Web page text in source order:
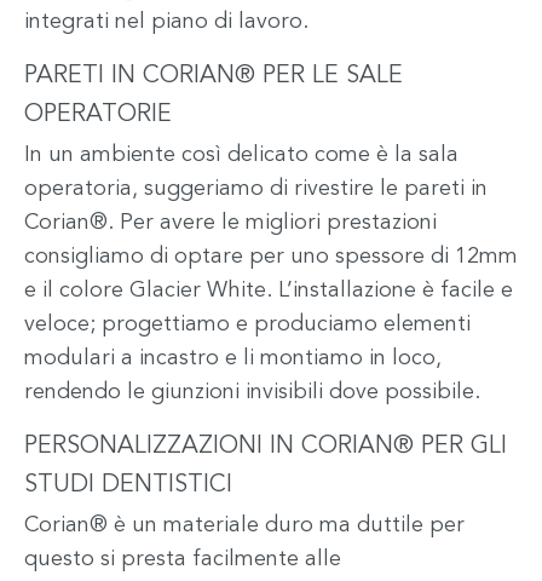
integrati nel piano di lavoro.
PARETI IN CORIAN® PER LE SALE
OPERATORIE
In un ambiente così delicato come è la sala
operatoria, suggeriamo di rivestire le pareti in
Corian®. Per avere le migliori prestazioni
consigliamo di optare per uno spessore di 12mm
e il colore Glacier White. L’installazione è facile e
veloce; progettiamo e produciamo elementi
modulari a incastro e li montiamo in loco,
rendendo le giunzioni invisibili dove possibile.
PERSONALIZZAZIONI IN CORIAN® PER GLI
STUDI DENTISTICI
Corian® è un materiale duro ma duttile per
questo si presta facilmente alle